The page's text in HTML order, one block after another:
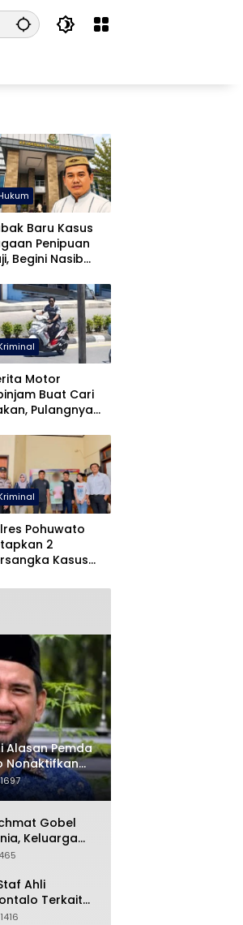
Baru Kasus
Penipuan
Begini Nasib
Motor
Buat Cari
Pulangnya
Pohuwato
2
Kasus
Pencabulan
Alasan Pemda
Nonaktifkan
1697
Gobel
Keluarga
Terakhir
Ahli
Terkait
Rp5 Miliar
1416